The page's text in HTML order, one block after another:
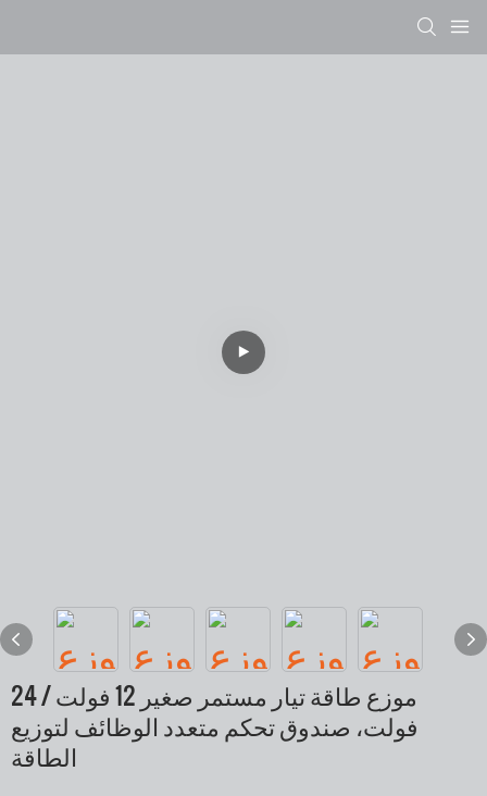
موزع طاقة تيار مستمر صغير 12 فولت / 24
فولت، صندوق تحكم متعدد الوظائف لتوزيع
الطاقة